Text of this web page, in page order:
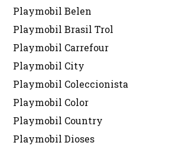
Playmobil Belen
Playmobil Brasil Trol
Playmobil Carrefour
Playmobil City
Playmobil Coleccionista
Playmobil Color
Playmobil Country
Playmobil Dioses